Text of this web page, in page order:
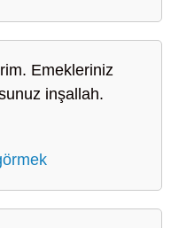
Emekleriniz
inşallah.